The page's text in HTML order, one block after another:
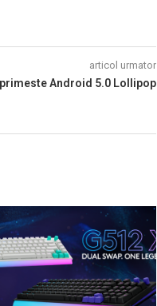
articol urmator
Android 5.0 Lollipop